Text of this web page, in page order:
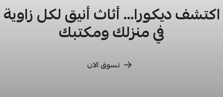
اكتشف ديكورا… أثاث أنيق لكل زاوية
في منزلك ومكتبك
تسوق الان